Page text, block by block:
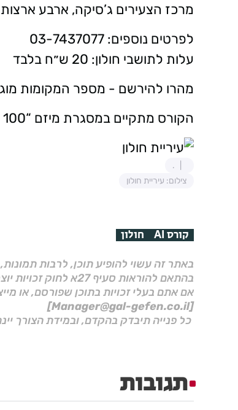
מרכז הצעירים ג’סיקה, ארבע ארצות 24 חולון
לפרטים נוספים: 03-7437077
עלות לתושבי חולון: 20 ש״ח בלבד
מהרו להירשם - מספר המקומות
הקורס מתקיים במסגרת מיזם “100 באוריינות דיגיטלית” לקידום והנגשת כלים טכנולוגיים
.
צילום: עיריית חולון
קורס AI חולון
באתר זה עשוי להופיע תוכן, לרבות
בהתאם להוראות סעיף 27א לחוק זכויות יוצרים, התשס"ח–2007.
אם אתם בעלי זכויות בתוכן שפורסם, או
[Manager@gal-gefen.co.il]
כל פנייה תיבדק בהקדם, ובמידת הצורך
תגובות